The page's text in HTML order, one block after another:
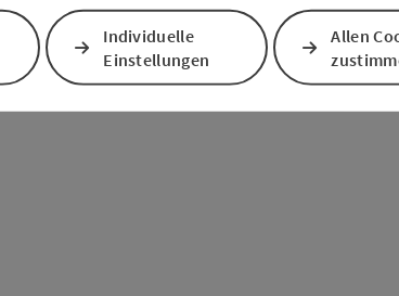
Individuelle
Einstellungen
Allen